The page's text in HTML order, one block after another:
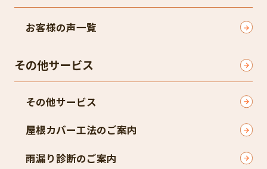
お客様の声一覧
その他サービス
その他サービス
屋根カバー工法のご案内
雨漏り診断のご案内